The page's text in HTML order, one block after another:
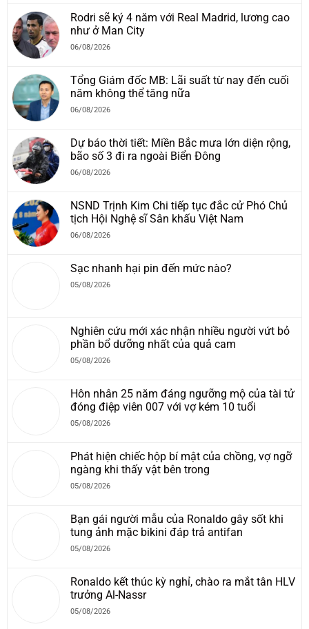
Rodri sẽ ký 4 năm với Real Madrid, lương cao
như ở Man City
06/08/2026
Tổng Giám đốc MB: Lãi suất từ nay đến cuối
năm không thể tăng nữa
06/08/2026
Dự báo thời tiết: Miền Bắc mưa lớn diện rộng,
bão số 3 đi ra ngoài Biển Đông
06/08/2026
NSND Trịnh Kim Chi tiếp tục đắc cử Phó Chủ
tịch Hội Nghệ sĩ Sân khấu Việt Nam
06/08/2026
Sạc nhanh hại pin đến mức nào?
05/08/2026
Nghiên cứu mới xác nhận nhiều người vứt bỏ
phần bổ dưỡng nhất của quả cam
05/08/2026
Hôn nhân 25 năm đáng ngưỡng mộ của tài tử
đóng điệp viên 007 với vợ kém 10 tuổi
05/08/2026
Phát hiện chiếc hộp bí mật của chồng, vợ ngỡ
ngàng khi thấy vật bên trong
05/08/2026
Bạn gái người mẫu của Ronaldo gây sốt khi
tung ảnh mặc bikini đáp trả antifan
05/08/2026
Ronaldo kết thúc kỳ nghỉ, chào ra mắt tân HLV
trưởng Al-Nassr
05/08/2026